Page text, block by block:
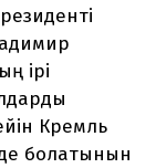
ірі
Кремль
болатынын